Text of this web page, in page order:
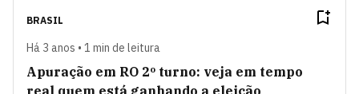
BRASIL
Há 3 anos • 1 min de leitura
Apuração em RO 2º turno: veja em tempo